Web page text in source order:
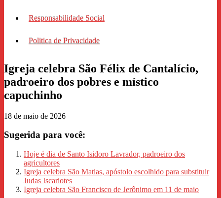
Responsabilidade Social
Politica de Privacidade
Igreja celebra São Félix de Cantalício,
padroeiro dos pobres e místico
capuchinho
18 de maio de 2026
Sugerida para você:
Hoje é dia de Santo Isidoro Lavrador, padroeiro dos
agricultores
Igreja celebra São Matias, apóstolo escolhido para substituir
Judas Iscariotes
Igreja celebra São Francisco de Jerônimo em 11 de maio